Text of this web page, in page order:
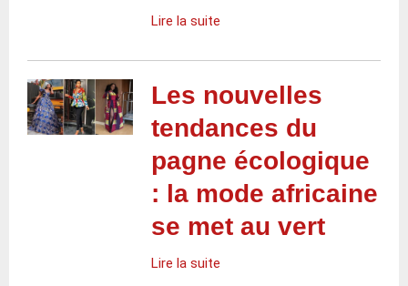
Lire la suite
Les nouvelles
tendances du
pagne écologique
: la mode africaine
se met au vert
Lire la suite